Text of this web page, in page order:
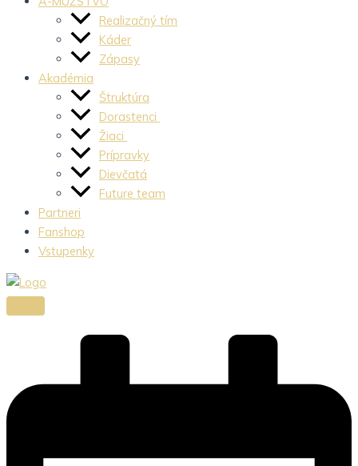
Realizačný tím
Káder
Zápasy
Akadémia
Štruktúra
Dorastenci
Žiaci
Prípravky
Dievčatá
Future team
Partneri
Fanshop
Vstupenky